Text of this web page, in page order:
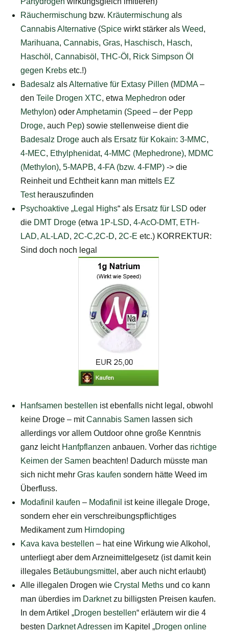
Räuchermischung bzw. Kräutermischung als
Cannabis Alternative (Spice wirkt stärker als Weed,
Marihuana, Cannabis, Gras, Haschisch, Hasch,
Haschöl , Cannabisöl , THC-Öl , Rick Simpson Öl
gegen Krebs etc.!)
Badesalz alsAlternative für Extasy Pillen (MDMA –
den Teile Drogen XTC, etwa Mephedron oder
Methylon) oderAmphetamin (Speed – der Pepp
Droge, auch Pep) sowie stellenweise dient die
Badesalz Droge auch als Ersatz für Kokain: 3-MMC,
4-MEC, Ethylphenidat, 4-MMC (Mephedrone), MDMC
(Methylon), 5-MAPB, 4-FA (bzw. 4-FMP) -> die
Reinheit und Echtheit kann man mittels EZ
Testherauszufinden
Psychoaktive „Legal Highs“ als Ersatz für LSD oder
die DMT Droge (etwa 1P-LSD, 4-AcO-DMT, ETH-
LAD, AL-LAD, 2C-C,2C-D, 2C-E etc.) KORREKTUR:
Sind doch noch legal
Hanfsamen bestellen ist ebenfalls nicht legal, obwohl
keine Droge – mitCannabis Samen lassen sich
allerdings vor allem Outdoor ohne große Kenntnis
ganz leicht Hanfpflanzen anbauen. Vorher das richtige
Keimen der Samen beachten! Dadurch müsste man
sich nicht mehr Gras kaufen sondern hätte Weed im
Überfluss.
Modafinil kaufen – Modafinil ist keine illegale Droge,
sondern eher ein verschreibungspflichtiges
Medikament zum Hirndoping
Kava kava bestellen – hat eine Wirkung wie Alkohol,
unterliegt aber dem Arzneimittelgesetz (ist damit kein
illegales Betäubungsmittel , aber auch nicht erlaubt)
Alle illegalen Drogen wie Crystal Meths und co kann
man überdies im Darknetzu billigsten Preisen kaufen.
In dem Artikel „Drogen bestellen“ erläutern wir die 4
besten Darknet Adressen im Kapitel „Drogen online